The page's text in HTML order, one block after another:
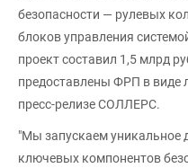
безопасности — рулевых
блоков управления
проект составил 1,5 млрд
предоставлены ФРП в виде
пресс-релизе СОЛЛЕРС.
"Мы запускаем уникальное
ключевых компонентов